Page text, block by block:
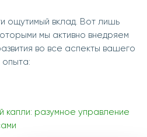
ощутимый вклад. Вот лишь
мы активно внедряем
во все аспекты вашего
опыта:
капли: разумное управление